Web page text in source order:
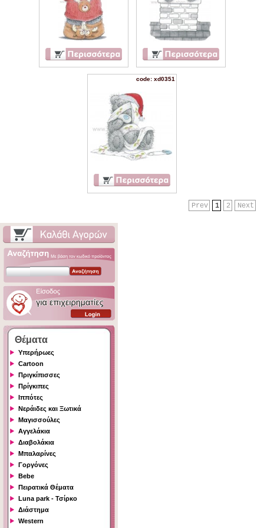
code: xd0351
Next
2
1
Prev
Θέματα
Υπερήρωες
Cartoon
Πριγκίπισσες
Πρίγκιπες
Ιππότες
Νεράιδες και Ξωτικά
Μαγισσούλες
Αγγελάκια
Διαβολάκια
Μπαλαρίνες
Γοργόνες
Bebe
Πειρατικά Θέματα
Luna park - Τσίρκο
Διάστημα
Western